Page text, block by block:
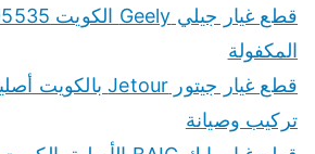
المكفولة
تركيب وصيانة